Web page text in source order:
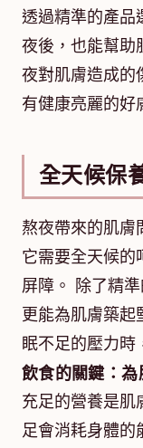
透過精準的產品
夜後，也能幫助
夜對肌膚造成的
有健康亮麗的好
全天候保
熬夜帶來的肌膚
它需要全天候的
屏障。 除了精
更能為肌膚築起
眠不足的壓力時
飲食的關鍵：
充足的營養是肌
足會消耗身體的